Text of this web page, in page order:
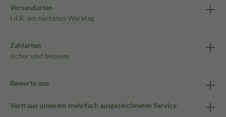
Versandarten
i.d.R. am nächsten Werktag
Zahlarten
sicher und bequem
Bewerte uns
Vertraue unserem mehrfach ausgezeichneten Service